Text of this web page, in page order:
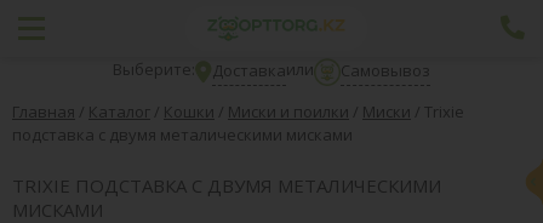
Выберите: Доставкаили
Самовывоз
Главная / Каталог / Кошки / Миски и поилки / Миски / Trixie
подставка с двумя металическими мисками
TRIXIE ПОДСТАВКА С ДВУМЯ МЕТАЛИЧЕСКИМИ
МИСКАМИ